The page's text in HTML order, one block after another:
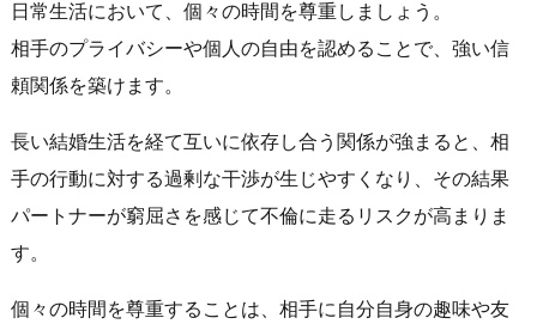
日常生活において、個々の時間を尊重しましょう。
相手のプライバシーや個人の自由を認めることで、強い信
頼関係を築けます。
長い結婚生活を経て互いに依存し合う関係が強まると、相
手の行動に対する過剰な干渉が生じやすくなり、その結果
パートナーが窮屈さを感じて不倫に走るリスクが高まりま
す。
個々の時間を尊重することは、相手に自分自身の趣味や友